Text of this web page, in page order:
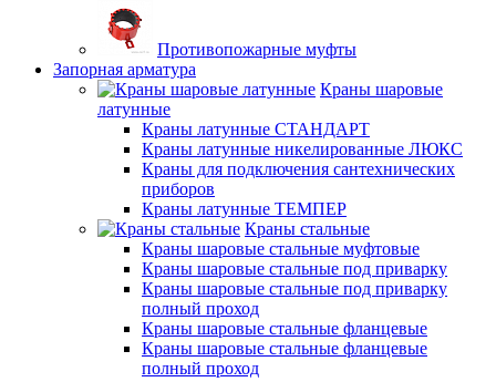
Противопожарные муфты
Запорная арматура
Краны шаровые
латунные
Краны латунные СТАНДАРТ
Краны латунные никелированные ЛЮКС
Краны для подключения сантехнических
приборов
Краны латунные ТЕМПЕР
Краны стальные
Краны шаровые стальные муфтовые
Краны шаровые стальные под приварку
Краны шаровые стальные под приварку
полный проход
Краны шаровые стальные фланцевые
Краны шаровые стальные фланцевые
полный проход